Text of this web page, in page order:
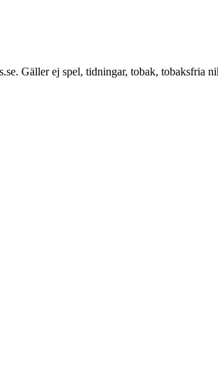
Gäller ej spel, tidningar, tobak, tobaksfria